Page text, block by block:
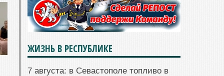
ЖИЗНЬ В РЕСПУБЛИКЕ
7 августа: в Севастополе топливо в